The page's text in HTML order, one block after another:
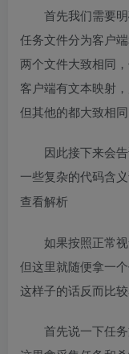
首先我们需要
任务文件分为客户
两个文件大致相同
客户端有文本映射
但其他的都大致相
因此接下来会
一些复杂的代码含
查看解析
如果按照正常
但这里就随便拿一
这样子的话反而比
首先说一下任